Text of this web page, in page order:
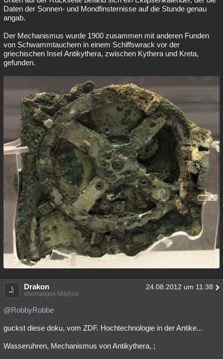
Daten der Sonnen- und Mondfinsternisse auf die Stunde genau
angab.
Der Mechanismus wurde 1900 zusammen mit anderen Funden
von Schwammtauchern in einem Schiffswrack vor der
griechischen Insel Antikythera, zwischen Kythera und Kreta,
gefunden.
Drakon 24.08.2012 um 11:38
ehemaliges Mitglied
@RobbyRobbe
guckst diese doku, vom ZDF. Hochtechnologie in der Antike...
Wasseruhren, Mechanismus von Antikythera, ;